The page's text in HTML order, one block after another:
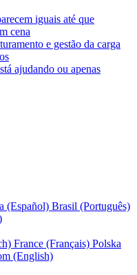
iguais até que
cena
e gestão da carga
ajudando ou apenas
(Español) Brasil (Português)
France (Français) Polska
(English)